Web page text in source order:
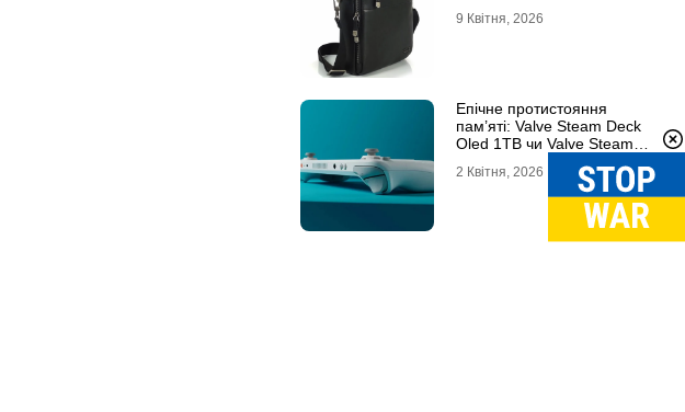
9 Квітня, 2026
Епічне протистояння
пам’яті: Valve Steam Deck
Oled 1TB чи Valve Steam
2 Квітня, 2026